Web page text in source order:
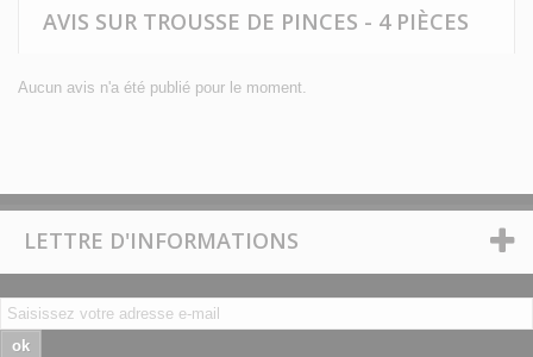
AVIS SUR TROUSSE DE PINCES - 4 PIÈCES
Aucun avis n'a été publié pour le moment.
LETTRE D'INFORMATIONS
ok